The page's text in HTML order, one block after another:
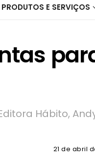
PRODUTOS E SERVIÇOS
Hábito,
21 de abril